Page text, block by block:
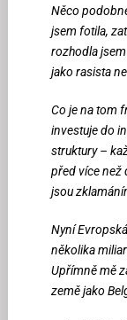
Něco
jsem fotila,
rozhodla
jako rasista
Co je na tom
investuje do
struktury –
před více než
jsou
Nyní
několika
Upřímně mě
země jako